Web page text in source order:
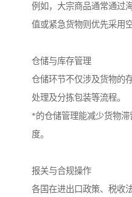
例如，大宗商品通常通过
值或紧急货物则优先采用
仓储与库存管理
仓储环节不仅涉及货物的
处理及分拣包装等流程。
*的仓储管理能减少货物
度。
报关与合规操作
各国在进出口政策、税收